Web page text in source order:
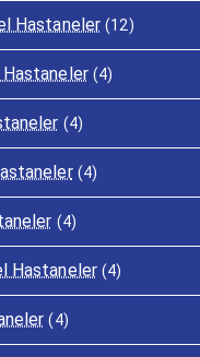
Hastaneler (12)
(4)
(4)
(4)
(4)
Hastaneler (4)
(4)